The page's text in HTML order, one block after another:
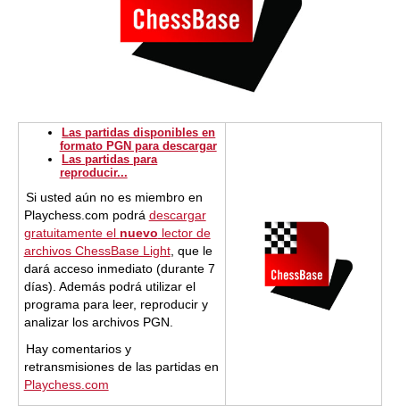
Las partidas disponibles en
formato PGN para descargar
Las partidas para
reproducir...
Si usted aún no es miembro en
Playchess.com podrá descargar
gratuitamente el nuevo lector de
archivos ChessBase Light, que le
dará acceso inmediato (durante 7
días). Además podrá utilizar el
programa para leer, reproducir y
analizar los archivos PGN.
Hay comentarios y
retransmisiones de las partidas en
Playchess.com